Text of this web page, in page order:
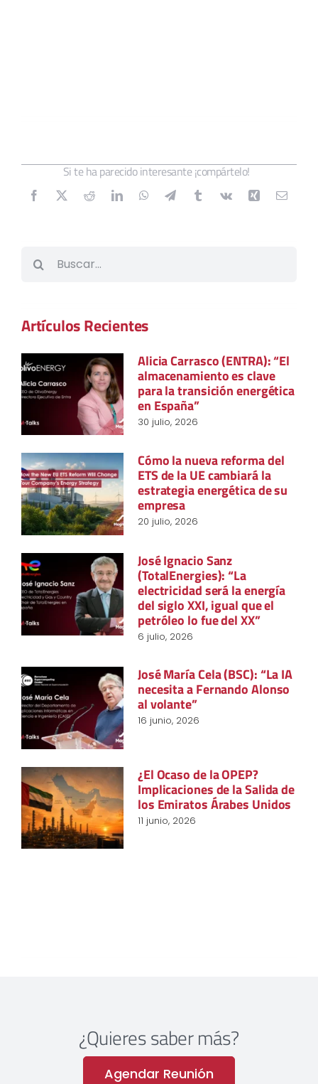
Si te ha parecido interesante ¡compártelo!
Artículos Recientes
Alicia Carrasco (ENTRA): “El
almacenamiento es clave
para la transición energética
en España”
30 julio, 2026
Cómo la nueva reforma del
ETS de la UE cambiará la
estrategia energética de su
empresa
20 julio, 2026
José Ignacio Sanz
(TotalEnergies): “La
electricidad será la energía
del siglo XXI, igual que el
petróleo lo fue del XX”
6 julio, 2026
José María Cela (BSC): “La IA
necesita a Fernando Alonso
al volante”
16 junio, 2026
¿El Ocaso de la OPEP?
Implicaciones de la Salida de
los Emiratos Árabes Unidos
11 junio, 2026
¿Quieres saber más?
Agendar Reunión